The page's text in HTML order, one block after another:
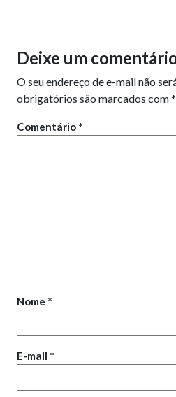
Deixe um
O seu endereço de e-mail não
obrigatórios são marcados com*
Comentário *
Nome *
E-mail *